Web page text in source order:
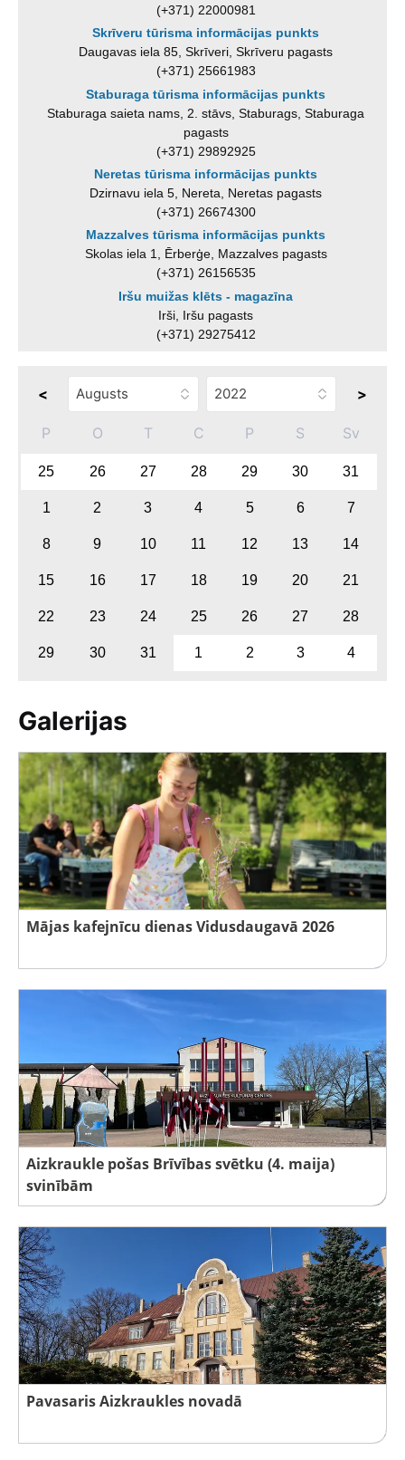
(+371) 22000981
Skrīveru tūrisma informācijas punkts
Daugavas iela 85, Skrīveri, Skrīveru pagasts
(+371) 25661983
Staburaga tūrisma informācijas punkts
Staburaga saieta nams, 2. stāvs, Staburags, Staburaga
pagasts
(+371) 29892925
Neretas tūrisma informācijas punkts
Dzirnavu iela 5, Nereta, Neretas pagasts
(+371) 26674300
Mazzalves tūrisma informācijas punkts
Skolas iela 1, Ērberģe, Mazzalves pagasts
(+371) 26156535
Iršu muižas klēts - magazīna
Irši, Iršu pagasts
(+371) 29275412
< >
P O T C P S Sv
25 26 27 28 29 30 31
1 2 3 4 5 6 7
8 9 10 11 12 13 14
15 16 17 18 19 20 21
22 23 24 25 26 27 28
29 30 31 1 2 3 4
Galerijas
Mājas kafejnīcu dienas Vidusdaugavā 2026
Aizkraukle pošas Brīvības svētku (4. maija)
svinībām
Pavasaris Aizkraukles novadā